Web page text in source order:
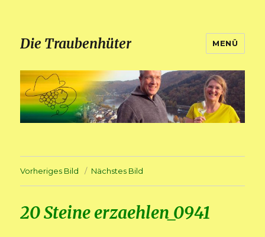
Die Traubenhüter MENÜ
Vorheriges Bild Nächstes Bild
20 Steine erzaehlen_0941